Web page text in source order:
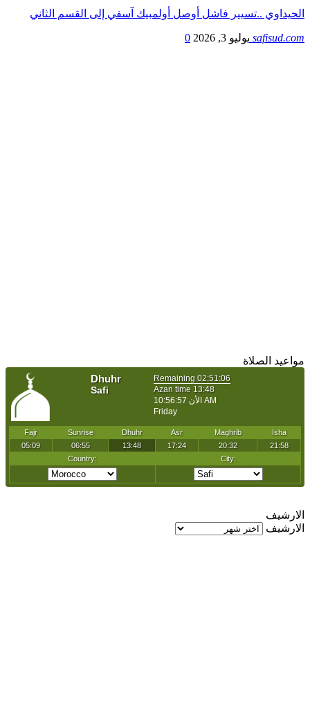
الحيداوي ..تسيير فاشل أوصل أولمبيك آسفي إلى القسم الثاني
safisud.com يوليو 3, 2026 0
مواعيد الصلاة
الارشيف
الارشيف